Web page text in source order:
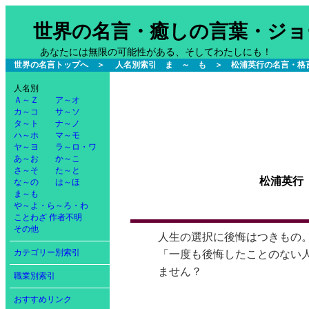
世界の名言・癒しの言葉・ジ
あなたには無限の可能性がある、そしてわたしにも！
世界の名言トップへ＞ 人名別索引 ま ～ も ＞ 松浦英行の名言・格
人名別
Ａ～Ｚ
ア～オ
カ～コ
サ～ソ
タ～ト
ナ～ノ
ハ～ホ
マ～モ
ヤ～ヨ
ラ～ロ・ワ
あ～お
か～こ
さ～そ
た～と
な～の
は～ほ
ま～も
や～よ・ら～ろ・わ
ことわざ 作者不明
その他
カテゴリー別索引
職業別索引
おすすめリンク
松浦英
人生の選択に後悔はつきもの
「一度も後悔したことのな
ません？